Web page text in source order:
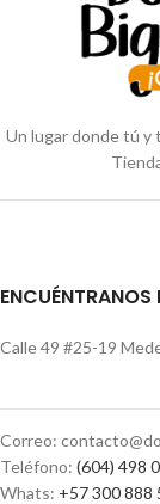
Un lugar donde tú y
ENCUÉNTRANOS
Calle 49 #25-19
Correo:
Teléfono: (604) 498
Whats: +57 300 888